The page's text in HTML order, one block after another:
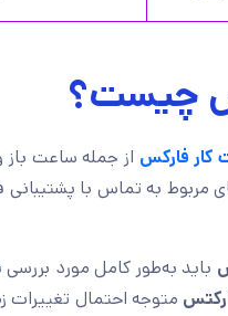
چیست؟
کار فارکس از جمله ساعت
مربوط به تماس با
باید به‌طور کامل مورد
متوجه احتمال تغییرات